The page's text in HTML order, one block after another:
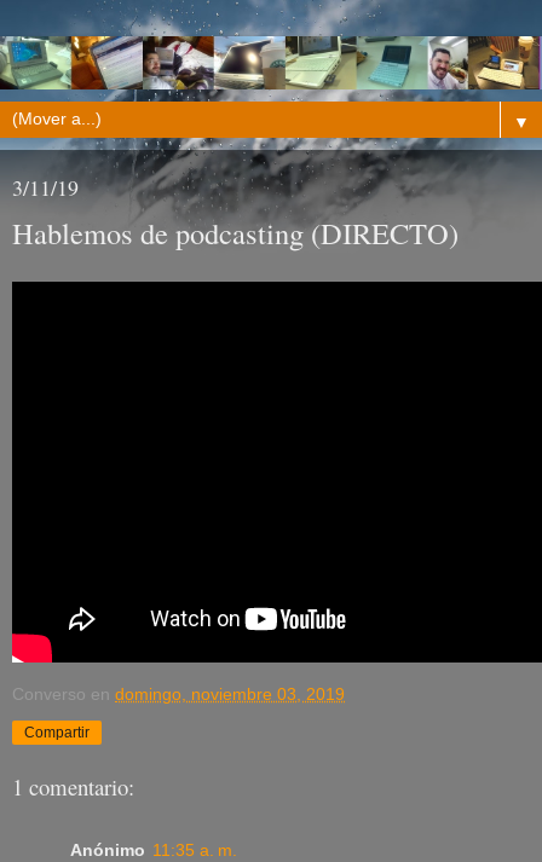
▼
3/11/19
Hablemos de podcasting (DIRECTO)
Converso en domingo, noviembre 03, 2019
Compartir
1 comentario:
Anónimo 11:35 a. m.